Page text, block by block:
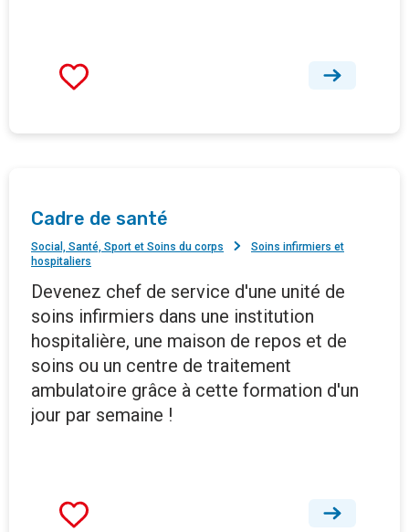
Cadre de santé
Social, Santé, Sport et Soins du corps
Soins infirmiers et
hospitaliers
Devenez chef de service d'une unité de
soins infirmiers dans une institution
hospitalière, une maison de repos et de
soins ou un centre de traitement
ambulatoire grâce à cette formation d'un
jour par semaine !